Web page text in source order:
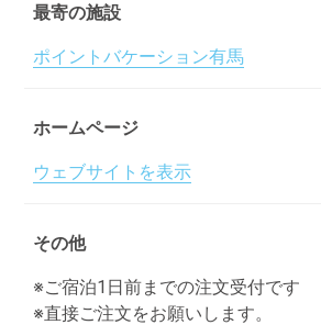
最寄の施設
ポイントバケーション有馬
ホームページ
ウェブサイトを表示
その他
※ご宿泊1日前までの注文受付です
※直接ご注文をお願いします。